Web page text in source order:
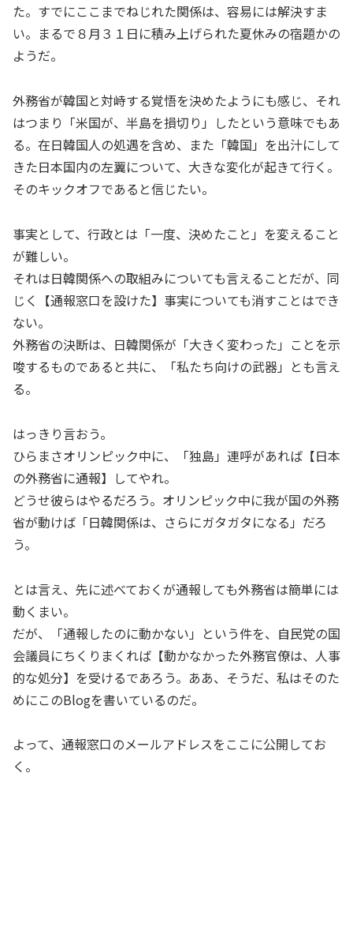
た。すでにここまでねじれた関係は、容易には解決すま
い。まるで８月３１日に積み上げられた夏休みの宿題かの
ようだ。
外務省が韓国と対峙する覚悟を決めたようにも感じ、それ
はつまり「米国が、半島を損切り」したという意味でもあ
る。在日韓国人の処遇を含め、また「韓国」を出汁にして
きた日本国内の左翼について、大きな変化が起きて行く。
そのキックオフであると信じたい。
事実として、行政とは「一度、決めたこと」を変えること
が難しい。
それは日韓関係への取組みについても言えることだが、同
じく【通報窓口を設けた】事実についても消すことはでき
ない。
外務省の決断は、日韓関係が「大きく変わった」ことを示
唆するものであると共に、「私たち向けの武器」とも言え
る。
はっきり言おう。
ひらまさオリンピック中に、「独島」連呼があれば【日本
の外務省に通報】してやれ。
どうせ彼らはやるだろう。オリンピック中に我が国の外務
省が動けば「日韓関係は、さらにガタガタになる」だろ
う。
とは言え、先に述べておくが通報しても外務省は簡単には
動くまい。
だが、「通報したのに動かない」という件を、自民党の国
会議員にちくりまくれば【動かなかった外務官僚は、人事
的な処分】を受けるであろう。ああ、そうだ、私はそのた
めにこのBlogを書いているのだ。
よって、通報窓口のメールアドレスをここに公開してお
く。